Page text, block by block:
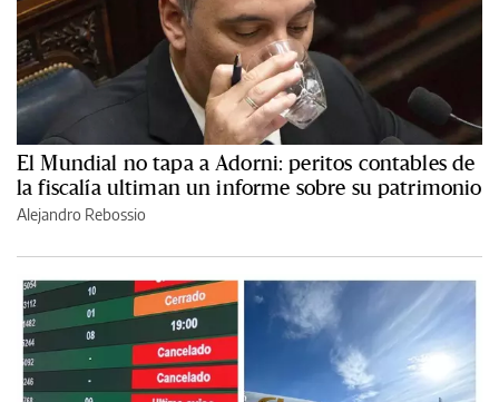
El Mundial no tapa a Adorni: peritos contables de
la fiscalía ultiman un informe sobre su patrimonio
Alejandro Rebossio